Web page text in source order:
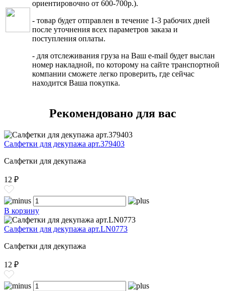
ориентировочно от 600-700р.).
- товар будет отправлен в течение 1-3 рабочих дней
после уточнения всех параметров заказа и
поступления оплаты.
- для отслеживания груза на Ваш e-mail будет выслан
номер накладной, по которому на сайте транспортной
компании сможете легко проверить, где сейчас
находится Ваша покупка.
Рекомендовано для вас
Салфетки для декупажа арт.379403
Салфетки для декупажа
12 ₽
В корзину
Салфетки для декупажа арт.LN0773
Салфетки для декупажа
12 ₽